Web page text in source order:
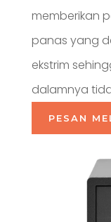
memberikan
panas yang
ekstrim
dalamnya
PESAN